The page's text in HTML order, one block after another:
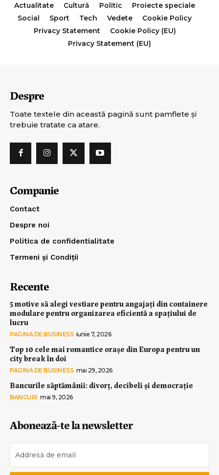
Actualitate Cultură Politic
Proiecte speciale
Social
Sport Tech Vedete
Cookie Policy
Privacy Statement
Cookie Policy (EU)
Privacy Statement (EU)
Despre
Toate textele din această pagină sunt pamflete şi
trebuie tratate ca atare.
Companie
Contact
Despre noi
Politica de confidentialitate
Termeni și Condiții
Recente
5 motive să alegi vestiare pentru angajați din containere
modulare pentru organizarea eficientă a spațiului de
lucru
PAGINA DE BUSINESS iunie 7, 2026
Top 10 cele mai romantice orașe din Europa pentru un
city break în doi
PAGINA DE BUSINESS mai 29, 2026
Bancurile săptămânii: divorț, decibeli și democrație
BANCURI mai 9, 2026
Abonează-te la newsletter